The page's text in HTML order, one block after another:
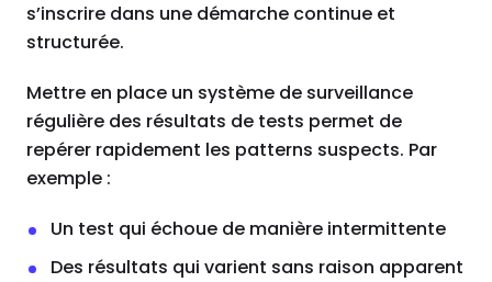
s’inscrire dans une démarche continue et
structurée.
Mettre en place un système de surveillance
régulière des résultats de tests permet de
repérer rapidement les patterns suspects. Par
exemple :
Un test qui échoue de manière intermittente
Des résultats qui varient sans raison apparent